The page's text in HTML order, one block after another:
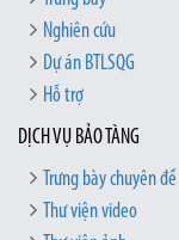
Nghiên cứu
Dự án BTLSQG
Hỗ trợ
DỊCH VỤ BẢO TÀNG
Trưng bày chuyên đề
Thư viện video